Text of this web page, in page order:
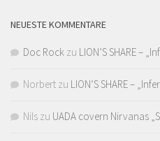
NEUESTE KOMMENTARE
Doc Rock zu LION’S SHARE –
Norbert zu LION’S SHARE –
Nils zu UADA covern Nirvanas